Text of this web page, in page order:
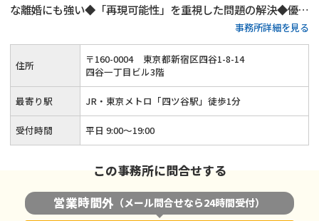
な離婚にも強い◆「再現可能性」を重視した問題の解決◆優し
事務所詳細を見る
住所 〒160-0004
東京都新宿区四谷1-8-14
四谷一丁目ビル3階
最寄り駅 JR・東京メトロ「四ツ谷駅」徒歩1分
受付時間 平日 9:00～19:00
この事務所に問合せする
営業時間外 （メール問合せなら24時間受付）